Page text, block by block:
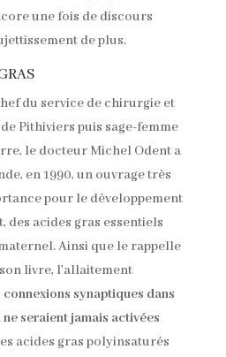
une fois de discours
de plus.
du service de chirurgie et
Pithiviers puis sage-femme
le docteur Michel Odent a
en 1990, un ouvrage très
pour le développement
des acides gras essentiels
Ainsi que le rappelle
livre, l’allaitement
connexions synaptiques dans
seraient jamais activées
acides gras polyinsaturés